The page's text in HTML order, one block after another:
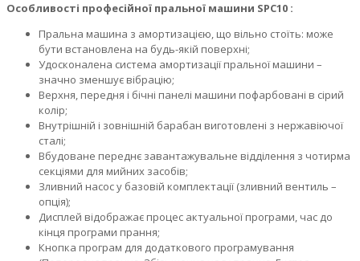
Особливості професійної пральної машини SРС10 :
Пральна машина з амортизацією, що вільно стоїть: може
бути встановлена на будь-якій поверхні;
Удосконалена система амортизації пральної машини –
значно зменшує вібрацію;
Верхня, передня і бічні панелі машини пофарбовані в сірий
колір;
Внутрішній і зовнішній барабан виготовлені з нержавіючої
сталі;
Вбудоване переднє завантажувальне відділення з чотирма
секціями для мийних засобів;
Зливний насос у базовій комплектації (зливний вентиль –
опція);
Дисплей відображає процес актуальної програми, час до
кінця програми прання;
Кнопка програм для додаткового програмування